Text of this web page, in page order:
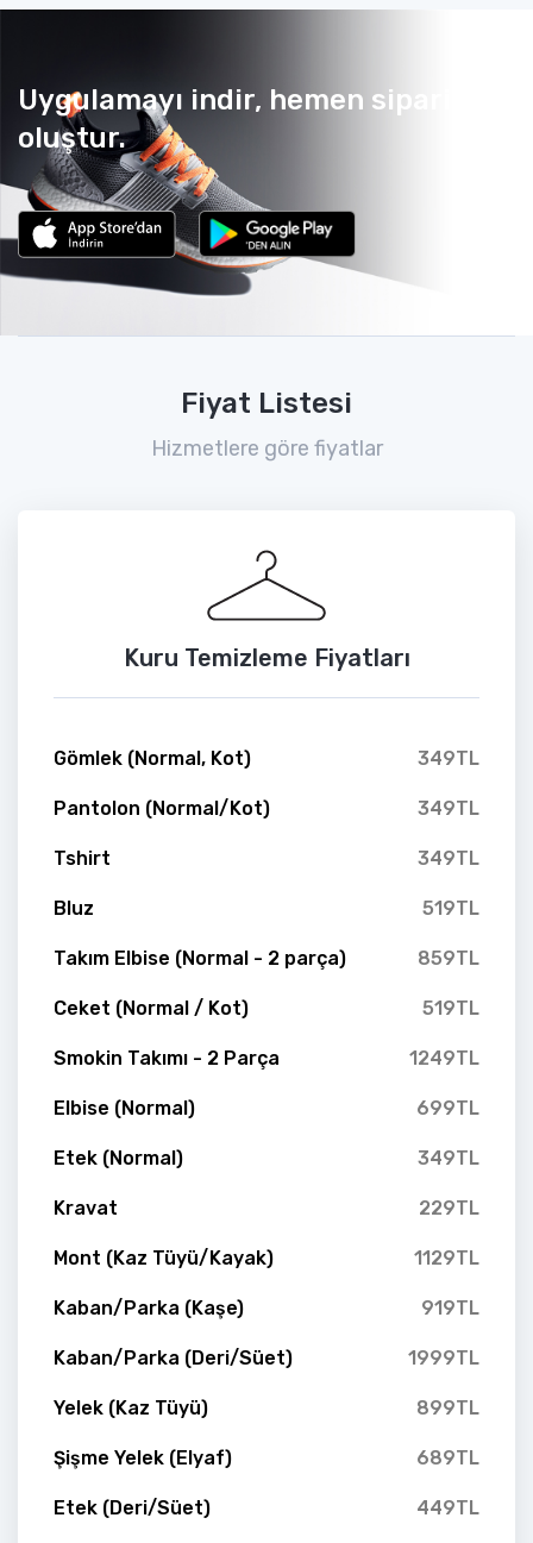
Uygulamayı indir, hemen sipariş
oluştur.
Fiyat Listesi
Hizmetlere göre fiyatlar
Kuru Temizleme Fiyatları
Gömlek (Normal, Kot) 349TL
Pantolon (Normal/Kot) 349TL
Tshirt 349TL
Bluz 519TL
Takım Elbise (Normal - 2 parça) 859TL
Ceket (Normal / Kot) 519TL
Smokin Takımı - 2 Parça 1249TL
Elbise (Normal) 699TL
Etek (Normal) 349TL
Kravat 229TL
Mont (Kaz Tüyü/Kayak) 1129TL
Kaban/Parka (Kaşe) 919TL
Kaban/Parka (Deri/Süet) 1999TL
Yelek (Kaz Tüyü) 899TL
Şişme Yelek (Elyaf) 689TL
Etek (Deri/Süet) 449TL